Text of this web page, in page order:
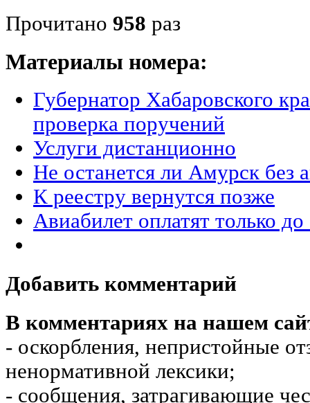
Прочитано 958 раз
Материалы номера:
Губернатор Хабаровского
проверка поручений
Услуги дистанционно
Не останется ли Амурск без
К реестру вернутся позже
Авиабилет оплатят только
Добавить комментарий
В комментариях на нашем
- оскорбления, непристойные
ненормативной лексики;
- сообщения, затрагивающие